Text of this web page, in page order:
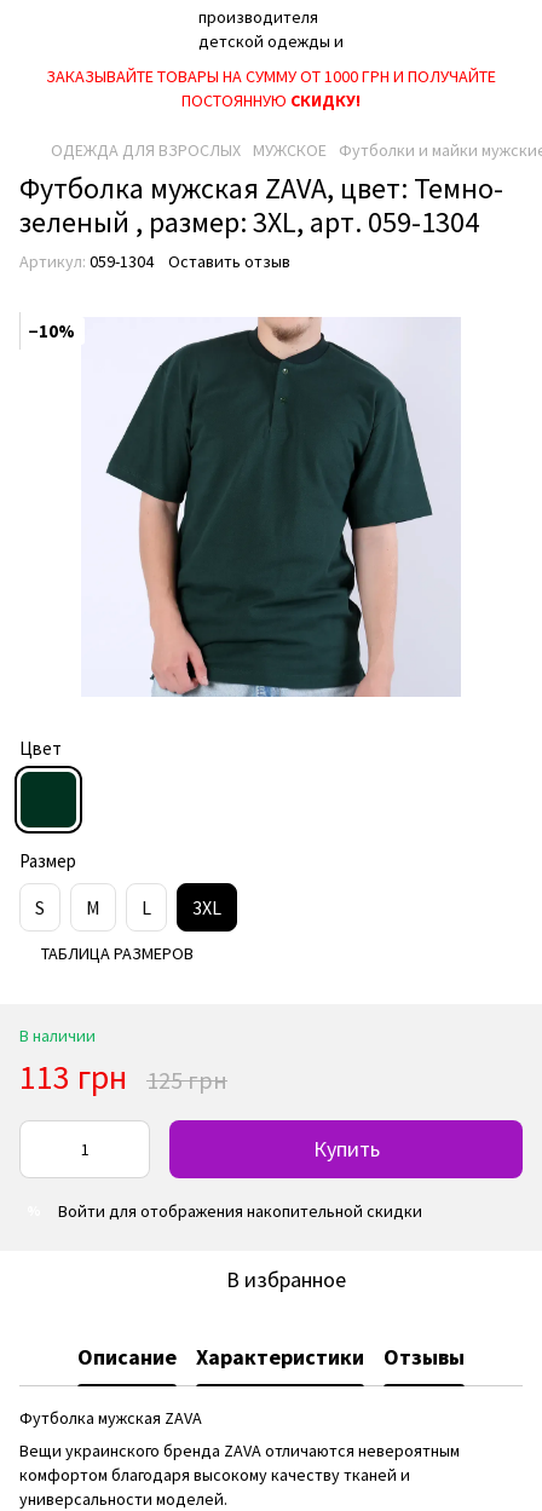
ЗАКАЗЫВАЙТЕ ТОВАРЫ НА СУММУ ОТ 1000 ГРН И ПОЛУЧАЙТЕ
ПОСТОЯННУЮ СКИДКУ!
ОДЕЖДА ДЛЯ ВЗРОСЛЫХ МУЖСКОЕ Футболки и майки
Футболка мужская ZAVA, цвет: Темно-
зеленый , размер: 3XL, арт. 059-1304
Артикул: 059-1304 Оставить отзыв
−10%
Цвет
Размер
S M L 3XL
ТАБЛИЦА РАЗМЕРОВ
В наличии
113 грн 125 грн
Купить
Войти для отображения накопительной скидки
В избранное
Описание Характеристики Отзывы
Футболка мужская ZAVA
Вещи украинского бренда ZAVA отличаются невероятным
комфортом благодаря высокому качеству тканей и
универсальности моделей.